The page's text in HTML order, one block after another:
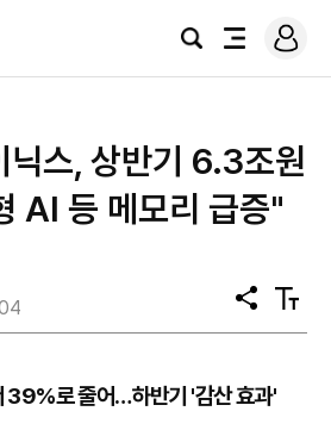
검
전
로
그
스, 상반기 6.3조원
AI 등 메모리 급증"
공
유
텍
스
39%로 줄어…하반기 '감산 효과'